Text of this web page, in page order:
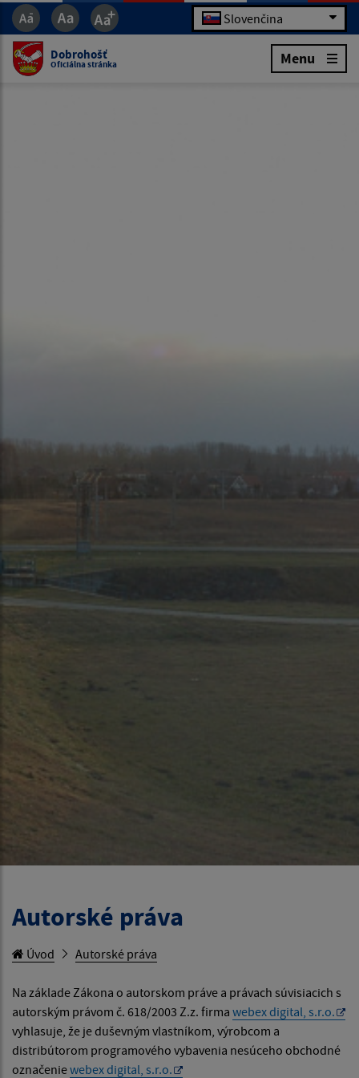
Slovenčina
Dobrohošť
Oficiálna stránka Menu
Autorské práva
Úvod Autorské práva
Na základe Zákona o autorskom práve a právach súvisiacich s
autorským právom č. 618/2003 Z.z. firma webex digital, s.r.o.
vyhlasuje, že je duševným vlastníkom, výrobcom a
distribútorom programového vybavenia nesúceho obchodné
označeniewebex digital, s.r.o.